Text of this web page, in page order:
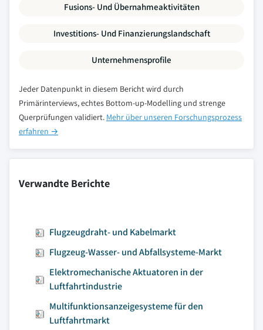
Fusions- Und Übernahmeaktivitäten
Investitions- Und Finanzierungslandschaft
Unternehmensprofile
Jeder Datenpunkt in diesem Bericht wird durch
Primärinterviews, echtes Bottom-up-Modelling und strenge
Querprüfungen validiert. Mehr über unseren Forschungsprozess
erfahren →
Verwandte Berichte
Flugzeugdraht- und Kabelmarkt
Flugzeug-Wasser- und Abfallsysteme-Markt
Elektromechanische Aktuatoren in der
Luftfahrtindustrie
Multifunktionsanzeigesysteme für den
Luftfahrtmarkt